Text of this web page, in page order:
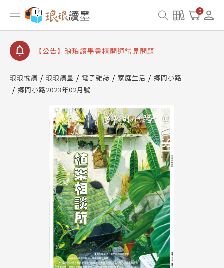
0
【公告】因 Readmoo 讀墨系統維護中，本站同步暫
停部分閱讀服務
【公告】琅琅讀墨數位閱讀資產合併與書櫃開通申請
【公告】琅琅讀墨書櫃開通常見問題
請圖文教學
【公告】琅琅書店服務升級重要說明及資產合併結果
查詢
【公告】因 Readmoo 讀墨系統維護中，本站同步暫
停部分閱讀服務
琅琅悅讀 琅琅讀墨 電子雜誌 家庭生活
鄉間小路
鄉間小路2023年02月號